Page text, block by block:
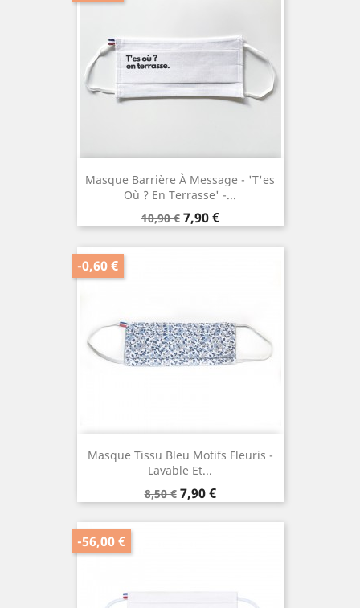
Masque Barrière À Message - 'T'es
Où ? En Terrasse' -...
Prix
de
base
10,90 € Prix
7,90 €
Masque Tissu Bleu Motifs Fleuris -
Lavable Et...
Prix
de
base
8,50 €
-0,60 €
Prix
7,90 €
-56,00 €